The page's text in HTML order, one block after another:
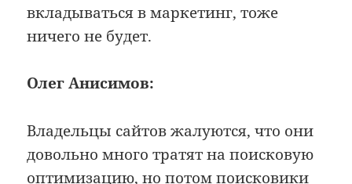
вкладываться в маркетинг, тоже
ничего не будет.
Олег Анисимов:
Владельцы сайтов жалуются, что они
довольно много тратят на поисковую
оптимизацию, но потом поисковики